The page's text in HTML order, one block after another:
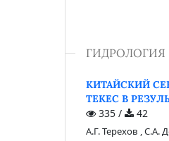
ГИДРОЛОГИЯ
КИТАЙСКИЙ
ТЕКЕС В
335 / 42
А.Г. Терехов , С.А.